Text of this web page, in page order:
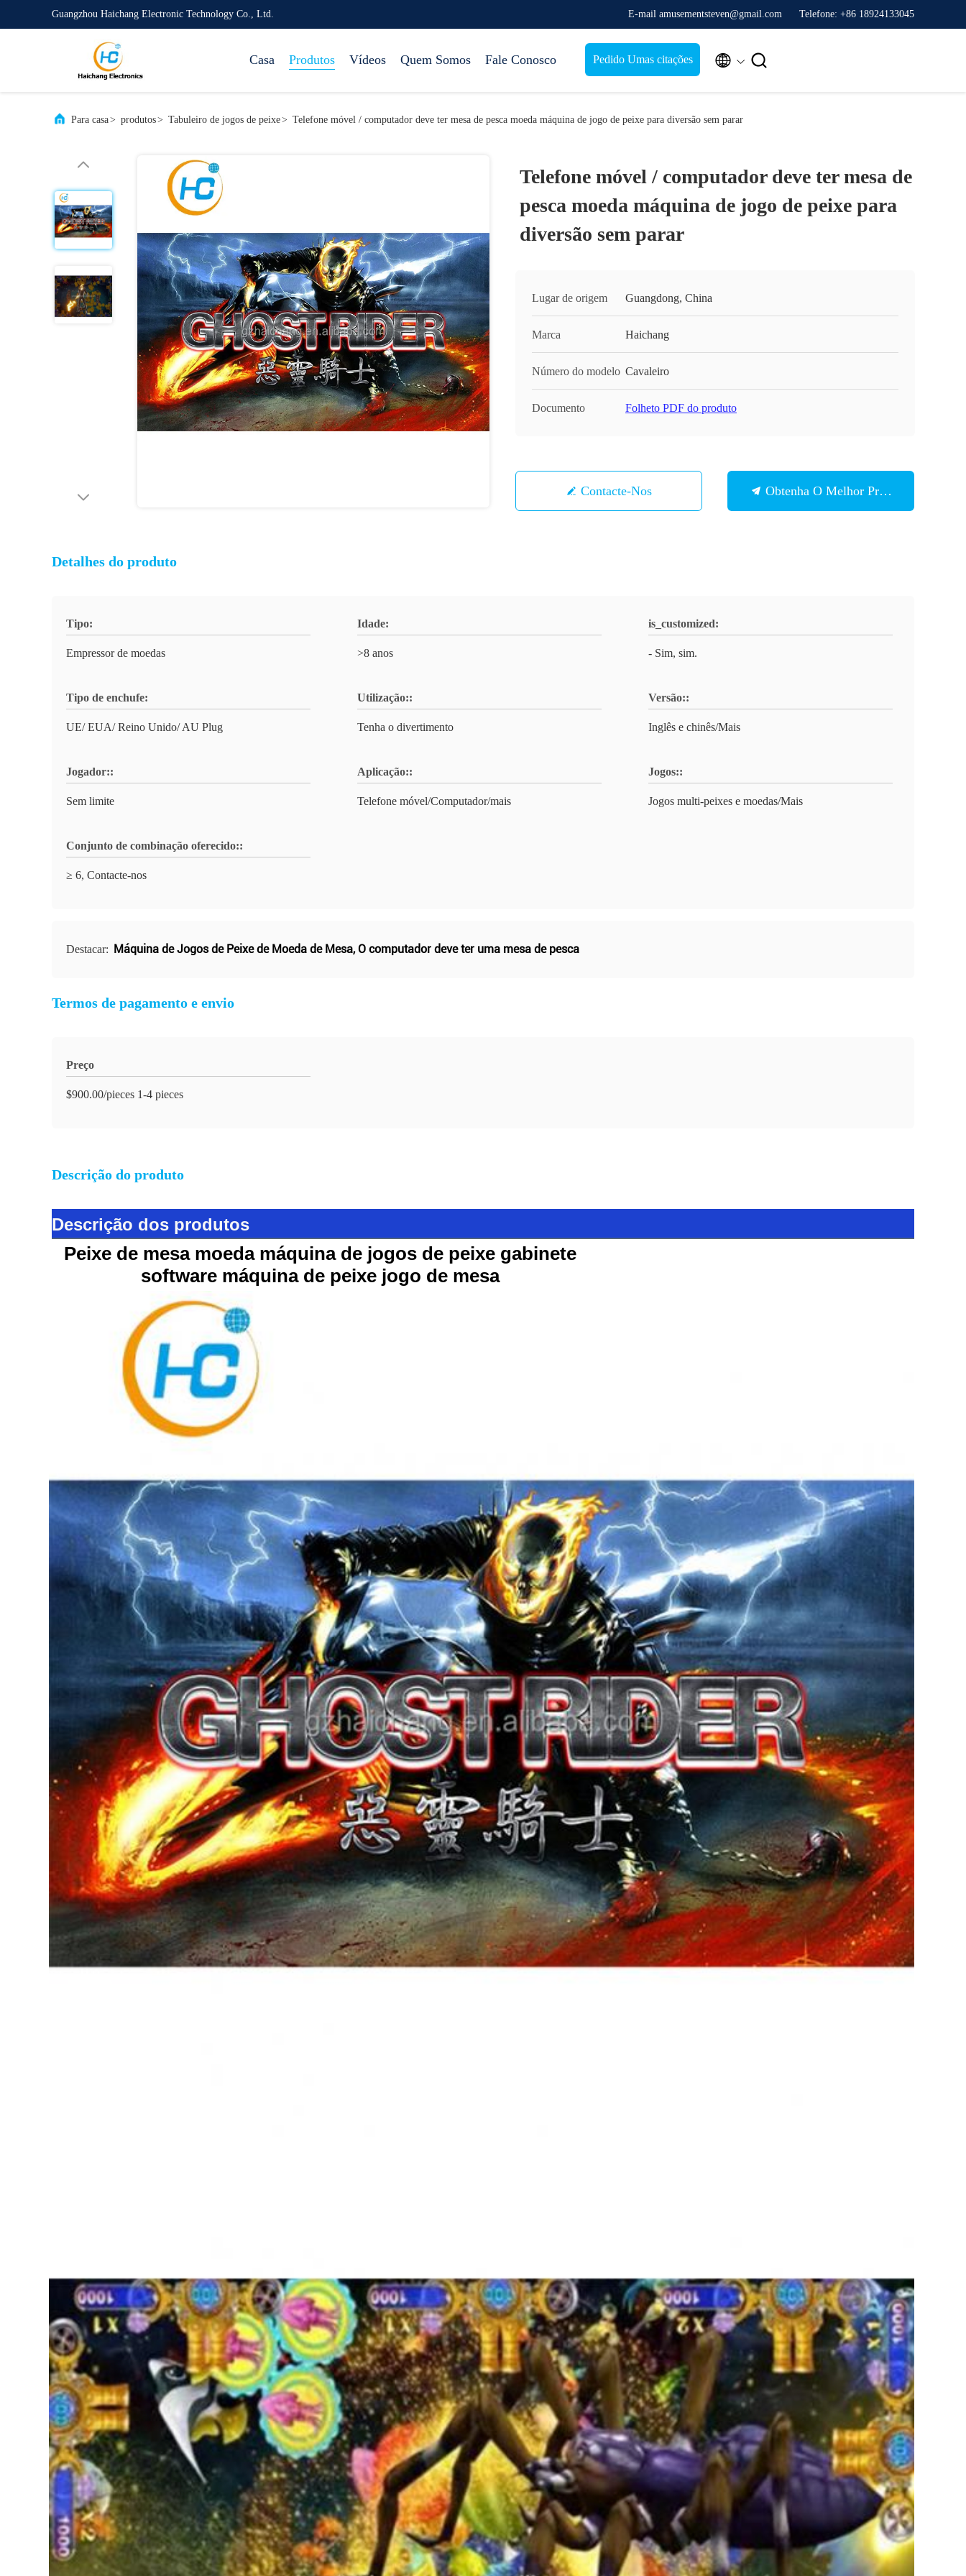
Guangzhou Haichang Electronic Technology Co., Ltd. E-mail amusementsteven@gmail.com Telefone: +86 18924133045
Casa Produtos Vídeos Quem Somos Fale Conosco Pedido Umas citações  
Para casa> produtos> Tabuleiro de jogos de peixe> Telefone móvel / computador deve ter mesa de pesca moeda máquina de jogo de peixe para diversão sem parar
Telefone móvel / computador deve ter mesa de
pesca moeda máquina de jogo de peixe para
diversão sem parar
Lugar de origem Guangdong, China
Marca Haichang
Número do modelo Cavaleiro
Documento Folheto PDF do produto
Contacte-Nos Obtenha O Melhor Preço
Detalhes do produto
Tipo:
Empressor de moedas
Idade:
>8 anos
is_customized:
- Sim, sim.
Tipo de enchufe:
UE/ EUA/ Reino Unido/ AU Plug
Utilização::
Tenha o divertimento
Versão::
Inglês e chinês/Mais
Jogador::
Sem limite
Aplicação::
Telefone móvel/Computador/mais
Jogos::
Jogos multi-peixes e moedas/Mais
Conjunto de combinação oferecido::
≥ 6, Contacte-nos
Destacar: Máquina de Jogos de Peixe de Moeda de Mesa,O computador deve ter uma mesa de pesca
Termos de pagamento e envio
Preço
$900.00/pieces 1-4 pieces
Descrição do produto
Descrição dos produtos
Peixe de mesa moeda máquina de jogos de peixe gabinete
software máquina de peixe jogo de mesa